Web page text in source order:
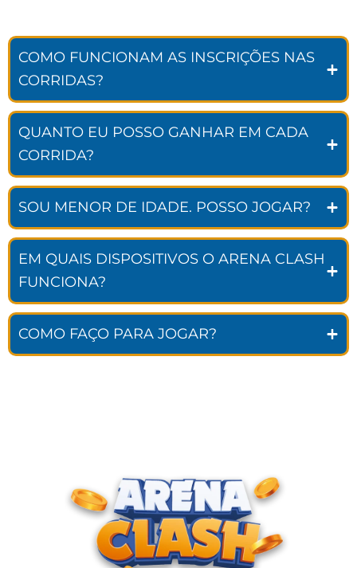
COMO FUNCIONAM AS INSCRIÇÕES NAS
CORRIDAS?
QUANTO EU POSSO GANHAR EM CADA
CORRIDA?
SOU MENOR DE IDADE. POSSO JOGAR?
EM QUAIS DISPOSITIVOS O ARENA CLASH
FUNCIONA?
COMO FAÇO PARA JOGAR?